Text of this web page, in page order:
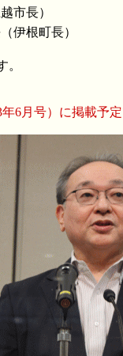
市長）
伊根町長）
年6月号）に掲載予